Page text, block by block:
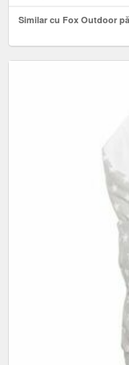
Similar cu Fox Outdoor